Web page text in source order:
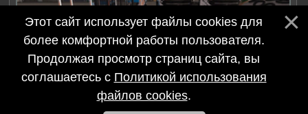
Volvo FH 6×4 Forest пак / TFSGROUP v1.0
Этот сайт использует файлы cookies для
более комфортной работы пользователя.
Продолжая просмотр страниц сайта, вы
соглашаетесь с Политикой использования
файлов cookies.